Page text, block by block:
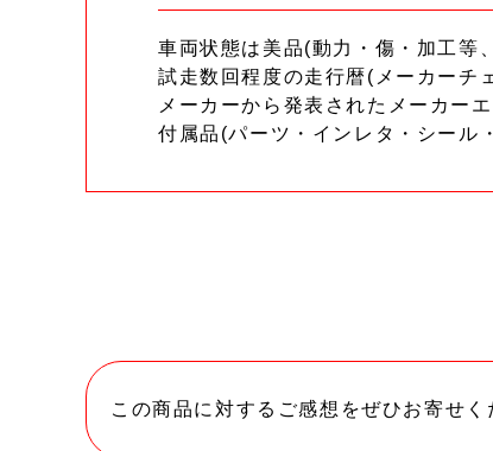
車両状態は美品(動力・傷・加工等
試走数回程度の走行暦(メーカーチ
メーカーから発表されたメーカー
付属品(パーツ・インレタ・シール
この商品に対するご感想をぜひお寄せく